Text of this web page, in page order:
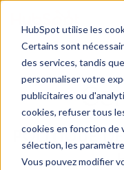
HubSpot utilise les
Certains sont
des services, tandis
personnaliser votre
publicitaires ou
cookies, refuser tous
cookies en fonction de
sélection, les
Vous pouvez modifier
POLITIQUE